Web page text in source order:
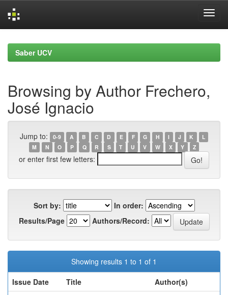
navigationSaber UCV
Browsing by Author Frechero,
José Ignacio
Jump to: 0-9 A B C D E F G H I J K
L
M
N O P Q R S T U V W X Y Z
or enter first few letters:
Sort by:
In order:
Results/Page
Authors/Record:
Showing results 1 to 1 of 1
Issue Date
Title
Author(s)